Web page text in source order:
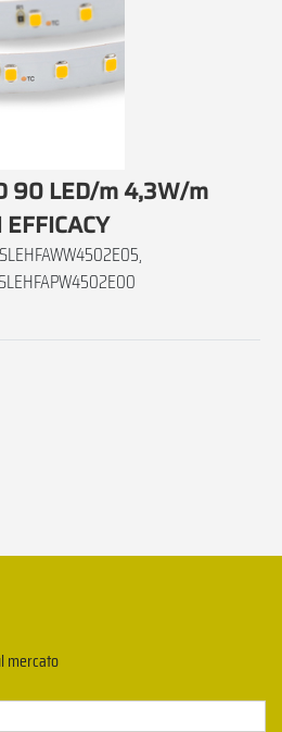
90 LED/m 4,3W/m
mercato